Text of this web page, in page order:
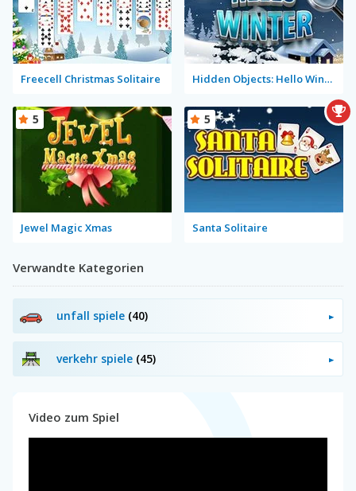
Freecell Christmas Solitaire Hidden Objects: Hello Winter
Jewel Magic Xmas
5
Santa Solitaire
5
Verwandte Kategorien
unfall spiele (40)
verkehr spiele (45)
Video zum Spiel